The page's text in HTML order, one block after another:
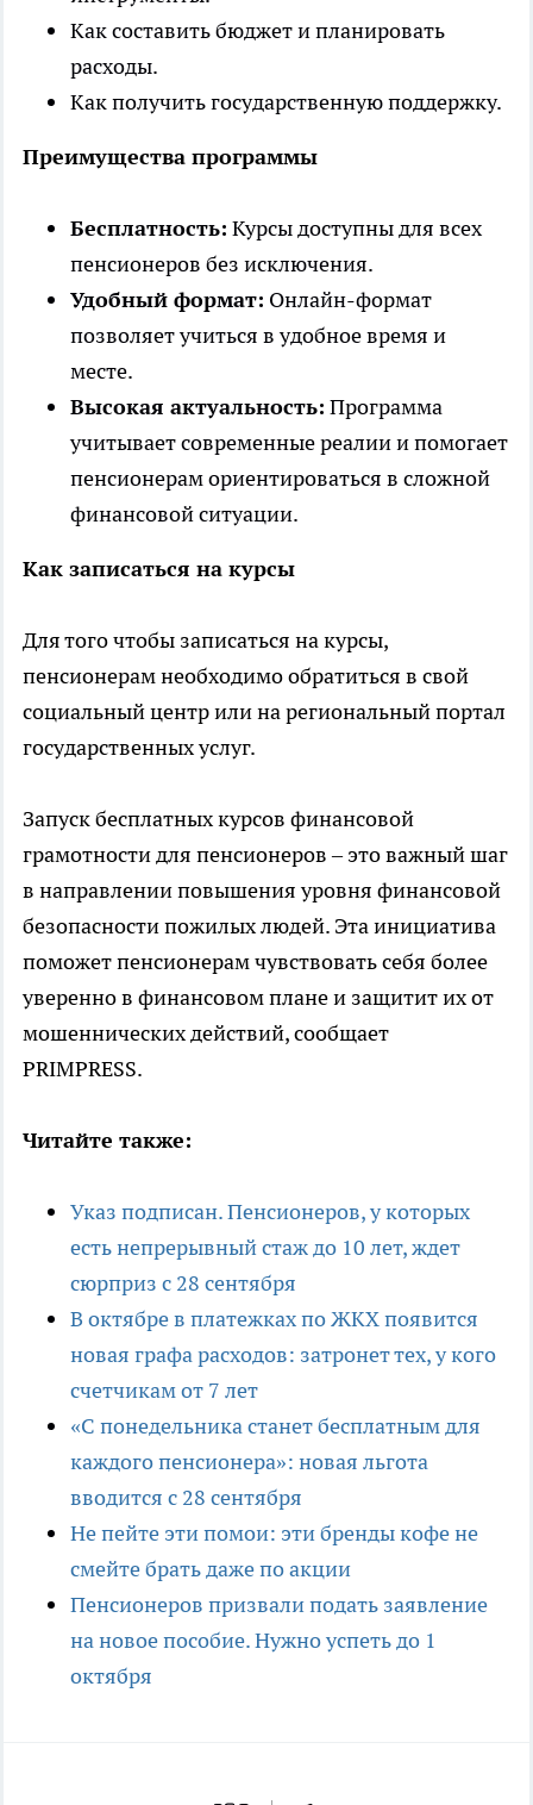
Как составить бюджет и планировать
расходы.
Как получить государственную поддержку.
Преимущества программы
Бесплатность: Курсы доступны для всех
пенсионеров без исключения.
Удобный формат: Онлайн-формат
позволяет учиться в удобное время и
месте.
Высокая актуальность: Программа
учитывает современные реалии и помогает
пенсионерам ориентироваться в сложной
финансовой ситуации.
Как записаться на курсы
Для того чтобы записаться на курсы,
пенсионерам необходимо обратиться в свой
социальный центр или на региональный портал
государственных услуг.
Запуск бесплатных курсов финансовой
грамотности для пенсионеров – это важный шаг
в направлении повышения уровня финансовой
безопасности пожилых людей. Эта инициатива
поможет пенсионерам чувствовать себя более
уверенно в финансовом плане и защитит их от
мошеннических действий, сообщает
PRIMPRESS.
Читайте также:
Указ подписан. Пенсионеров, у которых
есть непрерывный стаж до 10 лет, ждет
сюрприз с 28 сентября
В октябре в платежках по ЖКХ появится
новая графа расходов: затронет тех, у кого
счетчикам от 7 лет
«С понедельника станет бесплатным для
каждого пенсионера»: новая льгота
вводится с 28 сентября
Не пейте эти помои: эти бренды кофе не
смейте брать даже по акции
Пенсионеров призвали подать заявление
на новое пособие. Нужно успеть до 1
октября